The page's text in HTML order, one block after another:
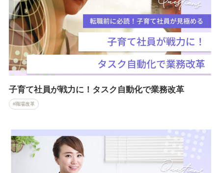
子育て社員が戦力に！タスク自動化で業務改革
職場改革